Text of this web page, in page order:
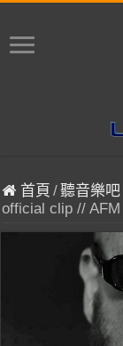
首頁 /聽音樂吧
official clip //